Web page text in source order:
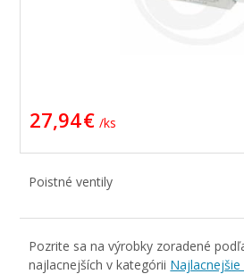
27,94 € / ks
Poistné ventily
Pozrite sa na výrobky zoradené
najlacnejších v kategórii Najlacnejšie